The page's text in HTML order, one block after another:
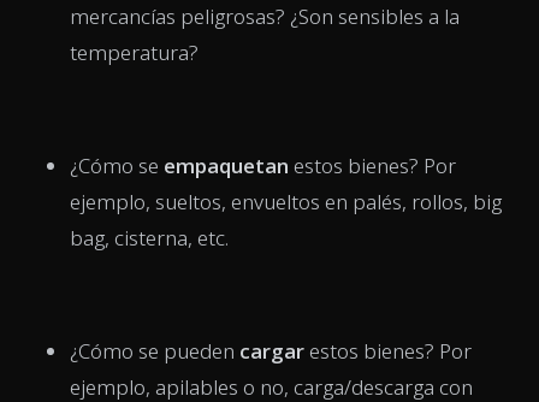
mercancías peligrosas? ¿Son sensibles a la
temperatura?
¿Cómo se empaquetan estos bienes? Por
ejemplo, sueltos, envueltos en palés, rollos, big
bag, cisterna, etc.
¿Cómo se pueden cargar estos bienes? Por
ejemplo, apilables o no, carga/descarga con